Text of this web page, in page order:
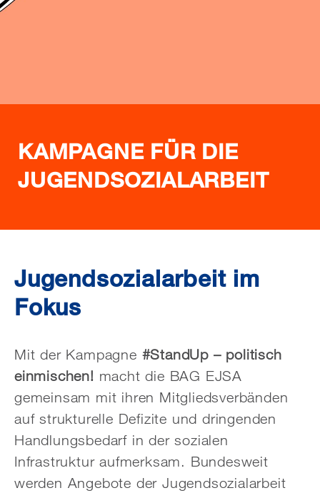
KAMPAGNE FÜR DIE
JUGENDSOZIALARBEIT
Jugendsozialarbeit im
Fokus
Mit der Kampagne #StandUp – politisch
einmischen! macht die BAG EJSA
gemeinsam mit ihren Mitgliedsverbänden
auf strukturelle Defizite und dringenden
Handlungsbedarf in der sozialen
Infrastruktur aufmerksam. Bundesweit
werden Angebote der Jugendsozialarbeit